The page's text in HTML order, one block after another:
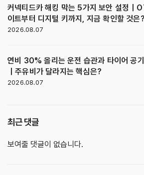
커넥티드카 해킹 막는 5가지 보안 설정｜
이트부터 디지털 키까지, 지금 확인할 것은?
2026.08.07
연비 30% 올리는 운전 습관과 타이어 공
｜주유비가 달라지는 핵심은?
2026.08.07
최근 댓글
보여줄 댓글이 없습니다.